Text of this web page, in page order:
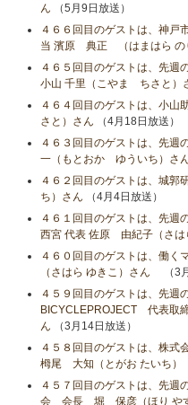
ん （5月9日放送）
４６６回目のゲストは、神
当 濱原 典正 （はまはら の
４６５回目のゲストは、先
小山​ 千里（こやま ちさと）
４６４回目のゲストは、小
さと）さん （4月18日放送）
４６３回目のゲストは、先
一（もとおか ゆういち）さ
４６２回目のゲストは、城
ち）さん （4月4日放送）
４６１回目のゲストは、先週
西宮 代表 佐原 由紀子（さ
４６０回目のゲストは、働
（さはら ゆきこ）さん
（3
４５９回目のゲストは、先週
BICYCLEPROJECT 代表
ん （3月14日放送）
４５８回目のゲストは、株
栂尾 大知（とがお たいち
４５７回目のゲストは、先週
会 会長 堀 保彦（ほり や